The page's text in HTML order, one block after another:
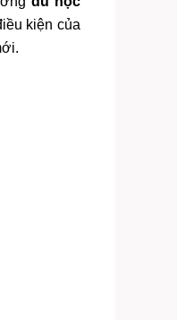
kiện của